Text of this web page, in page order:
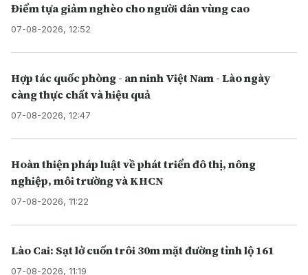
Điểm tựa giảm nghèo cho người dân vùng cao
07-08-2026, 12:52
Hợp tác quốc phòng - an ninh Việt Nam - Lào ngày
càng thực chất và hiệu quả
07-08-2026, 12:47
Hoàn thiện pháp luật về phát triển đô thị, nông
nghiệp, môi trường và KHCN
07-08-2026, 11:22
Lào Cai: Sạt lở cuốn trôi 30m mặt đường tỉnh lộ 161
07-08-2026, 11:19